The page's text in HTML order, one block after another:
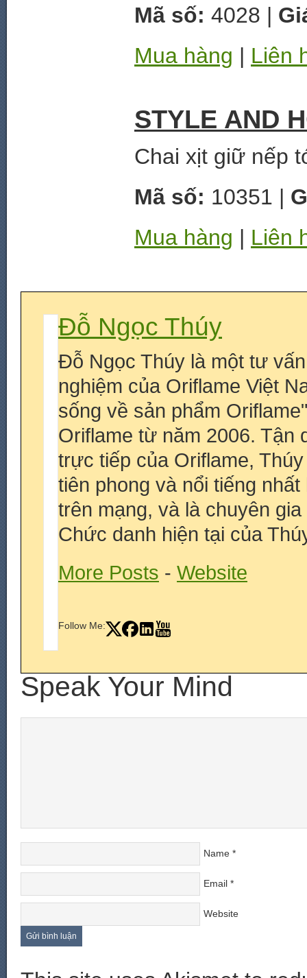
Mã số: 4028 |
Mua hàng | Liên
STYLE AND
Chai xịt giữ nếp
Mã số: 10351 |
Mua hàng | Liên
Đỗ Ngọc Thúy
Đỗ Ngọc Thúy là một tư
nghiệm của Oriflame Việt
sống về sản phẩm
Oriflame từ năm 2006. Tận
trực tiếp của Oriflame,
tiên phong và nổi tiếng
trên mạng, và là chuyên
Chức danh hiện tại của
More Posts - Website
Follow Me:
Speak Your Mind
Name *
Email *
Website